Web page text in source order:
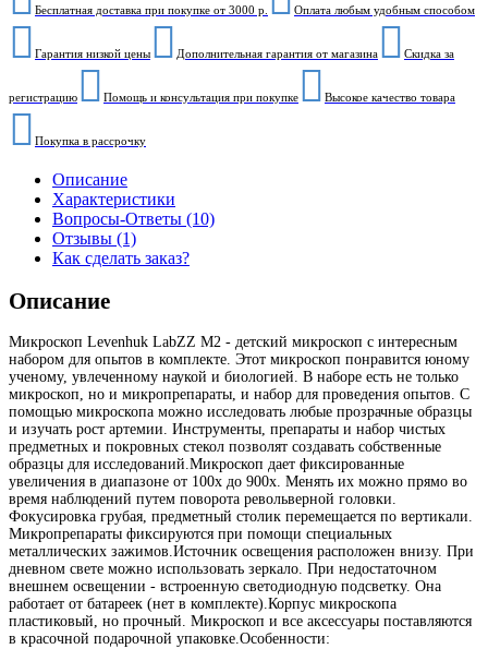
Бесплатная доставка при покупке от 3000 р. Оплата любым удобным способом
Гарантия низкой цены Дополнительная гарантия от магазина Скидка за
регистрацию Помощь и консультация при покупке Высокое качество товара
Покупка в рассрочку
Описание
Характеристики
Вопросы-Ответы (10)
Отзывы (1)
Как сделать заказ?
Описание
Микроскоп Levenhuk LabZZ M2 - детский микроскоп с интересным
набором для опытов в комплекте. Этот микроскоп понравится юному
ученому, увлеченному наукой и биологией. В наборе есть не только
микроскоп, но и микропрепараты, и набор для проведения опытов. С
помощью микроскопа можно исследовать любые прозрачные образцы
и изучать рост артемии. Инструменты, препараты и набор чистых
предметных и покровных стекол позволят создавать собственные
образцы для исследований.Микроскоп дает фиксированные
увеличения в диапазоне от 100х до 900х. Менять их можно прямо во
время наблюдений путем поворота револьверной головки.
Фокусировка грубая, предметный столик перемещается по вертикали.
Микропрепараты фиксируются при помощи специальных
металлических зажимов.Источник освещения расположен внизу. При
дневном свете можно использовать зеркало. При недостаточном
внешнем освещении - встроенную светодиодную подсветку. Она
работает от батареек (нет в комплекте).Корпус микроскопа
пластиковый, но прочный. Микроскоп и все аксессуары поставляются
в красочной подарочной упаковке.Особенности: